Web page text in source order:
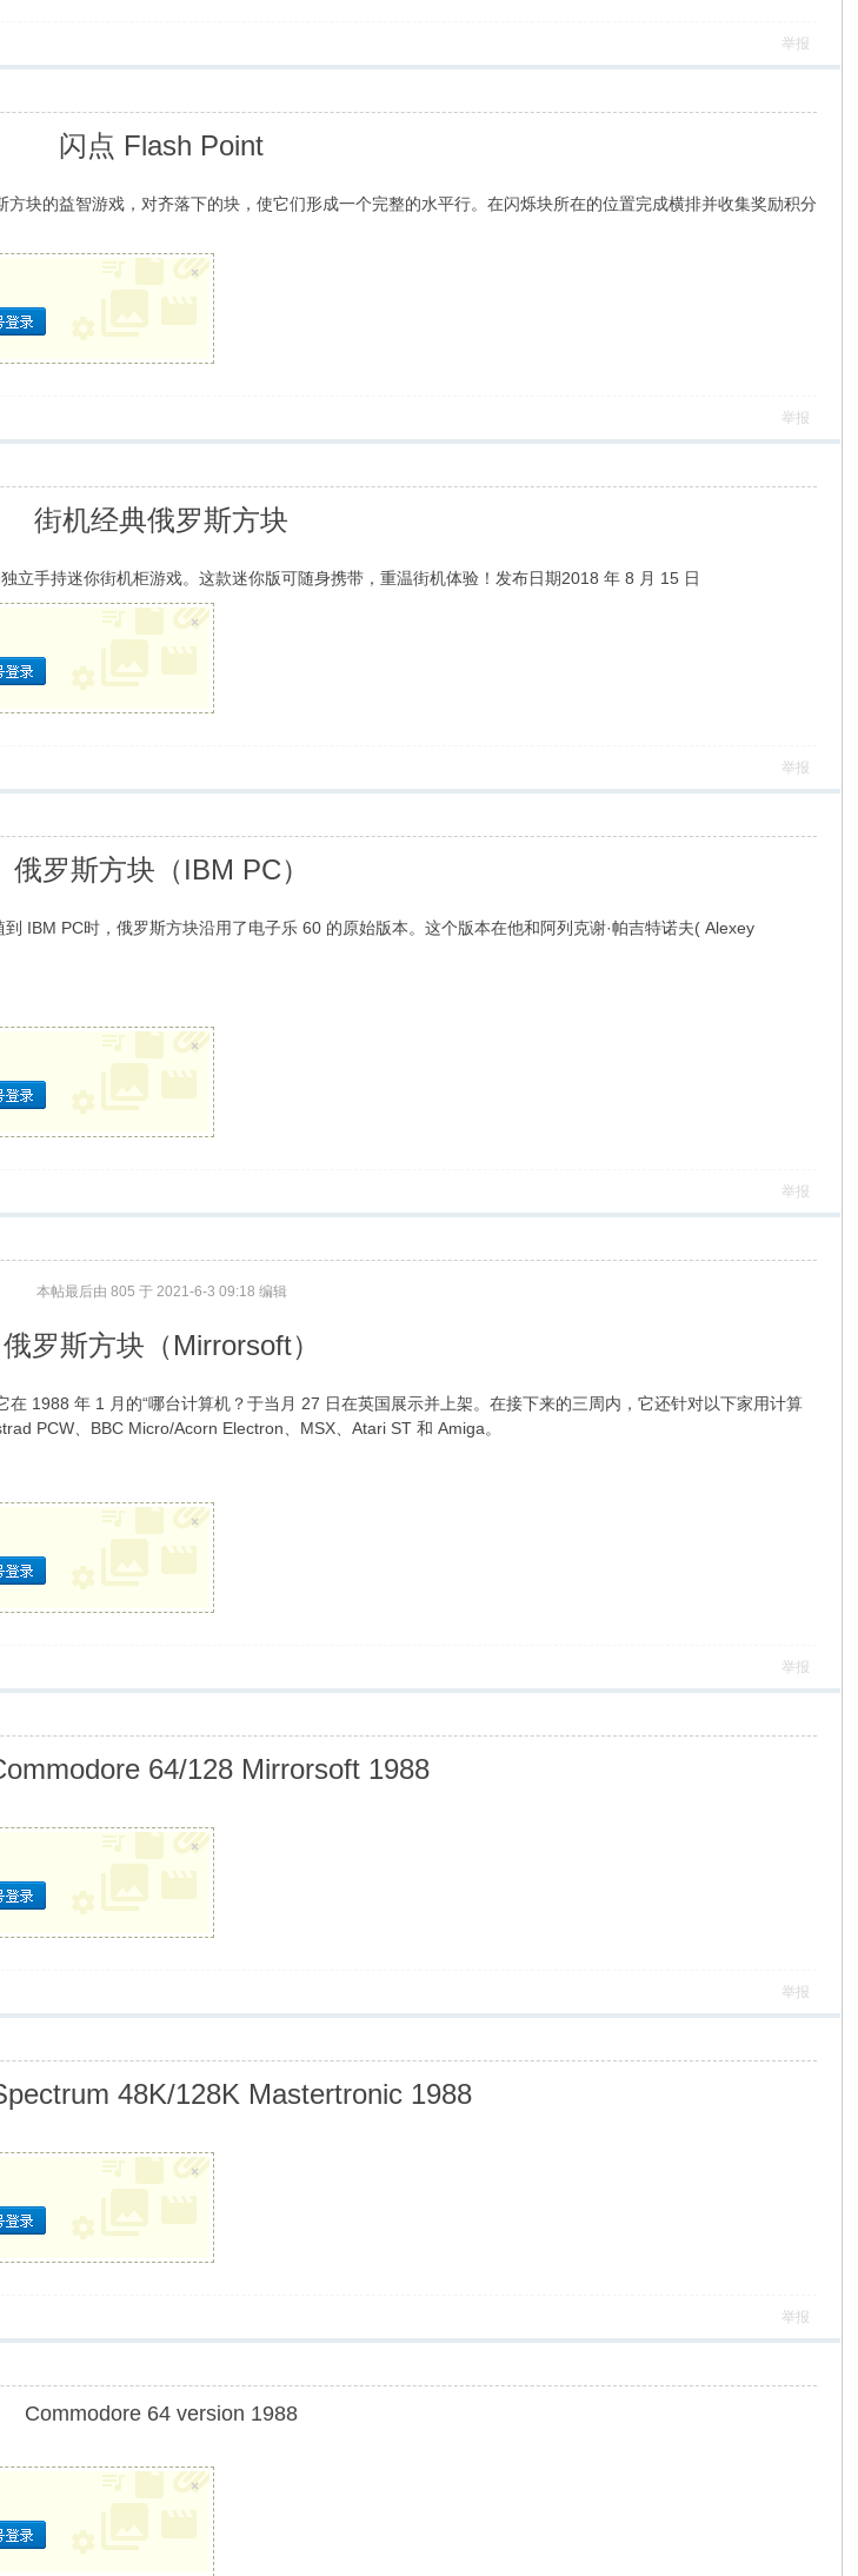
举报
闪点 Flash Point
块的益智游戏，对齐落下的块，使它们形成一个完整的水平行。在闪烁块所在的位置完成横排并收集奖励积分
×
举报
街机经典俄罗斯方块
立手持迷你街机柜游戏。这款迷你版可随身携带，重温街机体验！发布日期2018 年 8 月 15 日
×
举报
俄罗斯方块（IBM PC）
IBM PC时，俄罗斯方块沿用了电子乐 60 的原始版本。这个版本在他和阿列克谢·帕吉特诺夫( Alexey
×
举报
本帖最后由 805 于 2021-6-3 09:18 编辑
俄罗斯方块（Mirrorsoft）
1988 年 1 月的“哪台计算机？于当月 27 日在英国展示并上架。在接下来的三周内，它还针对以下家用计算
PCW、BBC Micro/Acorn Electron、MSX、Atari ST 和 Amiga。
×
举报
64/128 Mirrorsoft 1988
×
举报
48K/128K Mastertronic 1988
×
举报
Commodore 64 version 1988
×